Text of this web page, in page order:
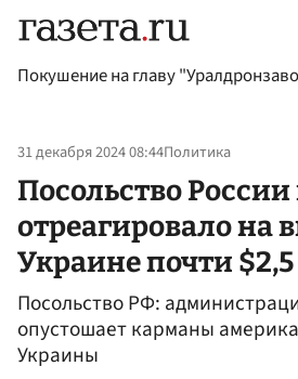
Покушение на главу
31 декабря 2024 08:44Политика
Посольство
отреагировало на
Украине почти
Посольство РФ:
опустошает карманы
Украины